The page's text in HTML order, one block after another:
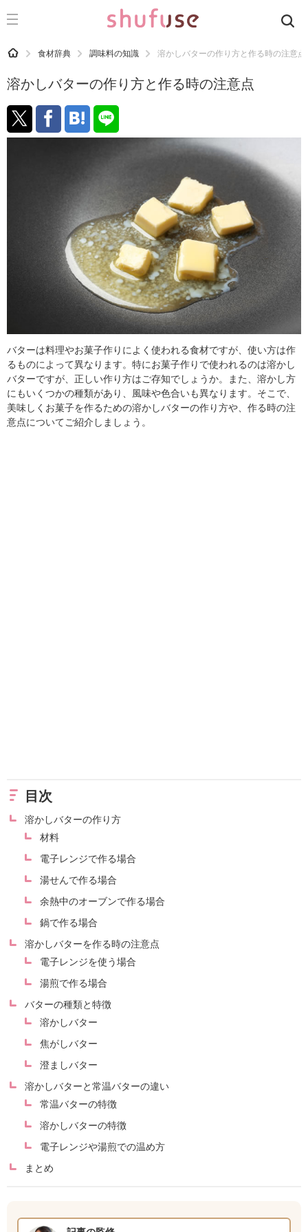
CATEGORY 記事カテゴリ
洗濯
食材辞典
おすすめ
HOME 食材辞典 調味料の知識 溶かしバターの作り方と作る時の注意点
溶かしバターの作り方と作る時の注意点
バターは料理やお菓子作りによく使われる食材ですが、使い方は作
るものによって異なります。特にお菓子作りで使われるのは溶かし
バターですが、正しい作り方はご存知でしょうか。また、溶かし方
にもいくつかの種類があり、風味や色合いも異なります。そこで、
美味しくお菓子を作るための溶かしバターの作り方や、作る時の注
意点についてご紹介しましょう。
目次
溶かしバターの作り方
材料
電子レンジで作る場合
湯せんで作る場合
余熱中のオーブンで作る場合
鍋で作る場合
溶かしバターを作る時の注意点
電子レンジを使う場合
湯煎で作る場合
バターの種類と特徴
溶かしバター
焦がしバター
澄ましバター
溶かしバターと常温バターの違い
常温バターの特徴
溶かしバターの特徴
電子レンジや湯煎での温め方
まとめ